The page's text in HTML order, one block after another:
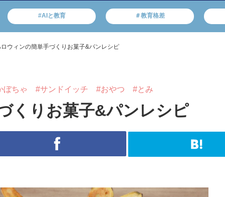
#AIと教育 ＃教育格差
ウィンの簡単手づくりお菓子&パンレシピ
ぼちゃ #サンドイッチ #おやつ #とみ
くりお菓子&パンレシピ